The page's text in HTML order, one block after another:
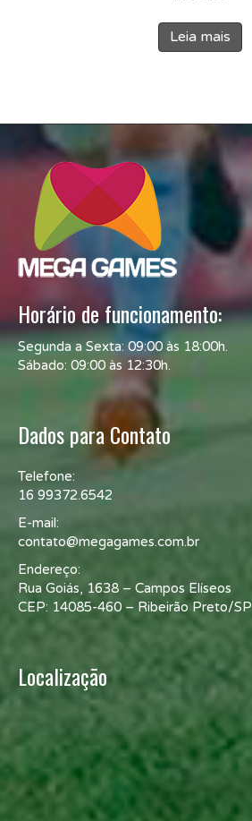
Leia mais
Horário de funcionamento:
Segunda a Sexta: 09:00 às 18:00h.
Sábado: 09:00 às 12:30h.
Dados para Contato
Telefone:
16 99372.6542
E-mail:
contato@megagames.com.br
Endereço:
Rua Goiás, 1638 – Campos Elíseos
CEP: 14085-460 – Ribeirão Preto/SP
Localização